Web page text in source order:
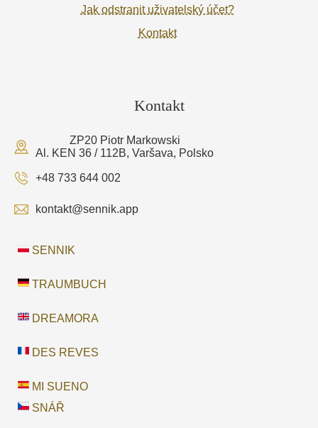
Jak odstranit uživatelský účet?
Kontakt
Kontakt
ZP20 Piotr Markowski
Al. KEN 36 / 112B, Varšava, Polsko
+48 733 644 002
kontakt@sennik.app
SENNIK
TRAUMBUCH
DREAMORA
DES REVES
MI SUENO
SNÁŘ